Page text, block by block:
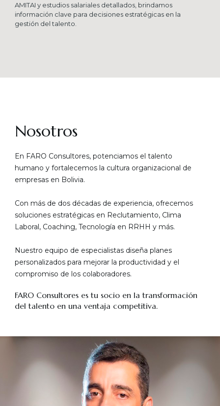
AMITAI y estudios salariales detallados, brindamos
información clave para decisiones estratégicas en la
gestión del talento.
Nosotros
En FARO Consultores, potenciamos el talento
humano y fortalecemos la cultura organizacional de
empresas en Bolivia.
Con más de dos décadas de experiencia, ofrecemos
soluciones estratégicas en Reclutamiento, Clima
Laboral, Coaching, Tecnología en RRHH y más.
Nuestro equipo de especialistas diseña planes
personalizados para mejorar la productividad y el
compromiso de los colaboradores.
FARO Consultores es tu socio en la transformación
del talento en una ventaja competitiva.